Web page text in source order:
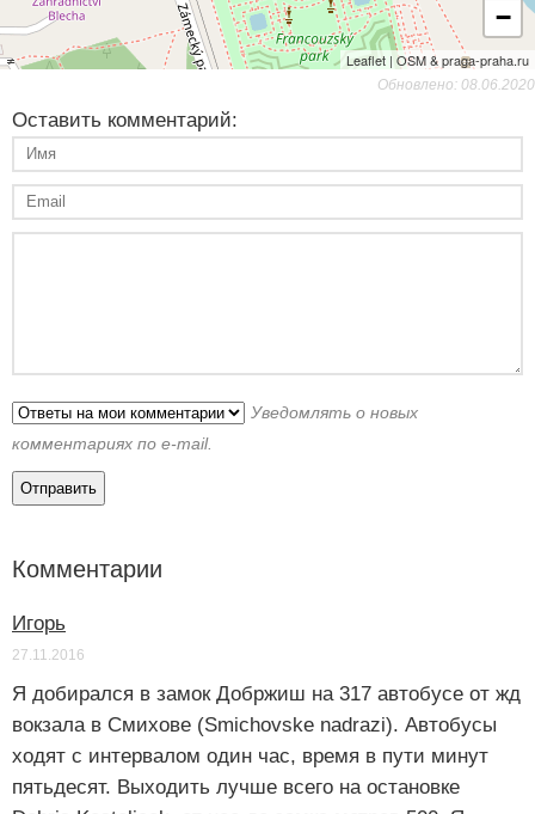
−
Leaflet | OSM & praga-praha.ru
Обновлено: 08.06.2020
Оставить комментарий:
Уведомлять о новых
комментариях по e-mail.
Комментарии
Игорь
27.11.2016
Я добирался в замок Добржиш на 317 автобусе от жд
вокзала в Смихове (Smichovske nadrazi). Автобусы
ходят с интервалом один час, время в пути минут
пятьдесят. Выходить лучше всего на остановке